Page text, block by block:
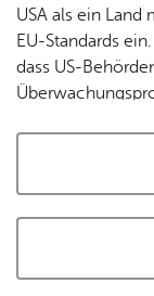
USA als ein
EU-Standards
dass US-